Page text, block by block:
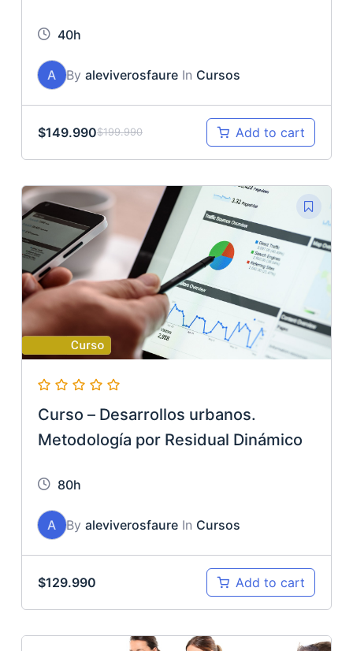
40h
A By aleviverosfaureIn Cursos
$199.990
$149.990 Add to cart
Curso – Desarrollos urbanos.
Metodología por Residual Dinámico
80h
A By aleviverosfaureIn Cursos
$129.990 Add to cart